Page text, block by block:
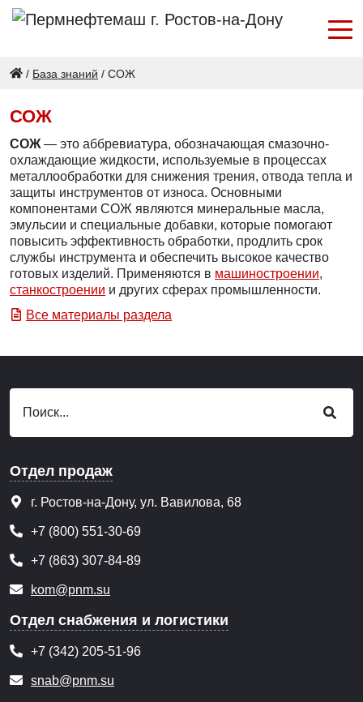
/ База знаний / СОЖ
СОЖ
СОЖ — это аббревиатура, обозначающая смазочно-
охлаждающие жидкости, используемые в процессах
металлообработки для снижения трения, отвода тепла и
защиты инструментов от износа. Основными
компонентами СОЖ являются минеральные масла,
эмульсии и специальные добавки, которые помогают
повысить эффективность обработки, продлить срок
службы инструмента и обеспечить высокое качество
готовых изделий. Применяются в машиностроении,
станкостроении и других сферах промышленности.
Все материалы раздела
Отдел продаж
г. Ростов-на-Дону, ул. Вавилова, 68
+7 (800) 551-30-69
+7 (863) 307-84-89
kom@pnm.su
Отдел снабжения и логистики
+7 (342) 205-51-96
snab@pnm.su